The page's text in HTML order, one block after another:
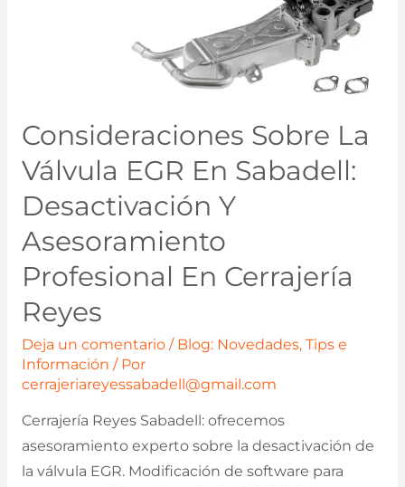
Consideraciones Sobre La
Válvula EGR En Sabadell:
Desactivación Y
Asesoramiento
Profesional En Cerrajería
Reyes
Deja un comentario / Blog: Novedades, Tips e
Información / Por
cerrajeriareyessabadell@gmail.com
Cerrajería Reyes Sabadell: ofrecemos
asesoramiento experto sobre la desactivación de
la válvula EGR. Modificación de software para